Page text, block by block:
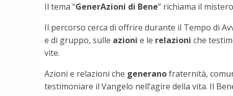
Il tema “GenerAzioni di Bene” richiama il
Il percorso cerca di offrire durante il Tempo di
e di gruppo, sulle azioni e le relazioni che
vite.
Azioni e relazioni che generanofraternità,
testimoniare il Vangelo nell’agire della vita. Il